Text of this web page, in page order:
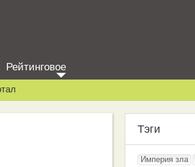
Рейтинговое
Тэги
Империя зла